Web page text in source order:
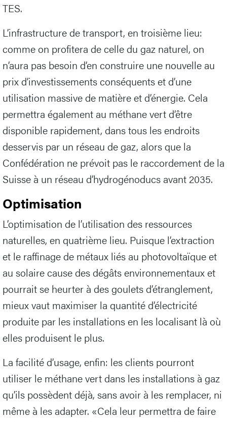
TES.
L’infrastructure de transport, en troisième lieu:
comme on profitera de celle du gaz naturel, on
n’aura pas besoin d’en construire une nouvelle au
prix d’investissements conséquents et d’une
utilisation massive de matière et d’énergie. Cela
permettra également au méthane vert d’être
disponible rapidement, dans tous les endroits
desservis par un réseau de gaz, alors que la
Confédération ne prévoit pas le raccordement de la
Suisse à un réseau d’hydrogénoducs avant 2035.
Optimisation
L’optimisation de l’utilisation des ressources
naturelles, en quatrième lieu. Puisque l’extraction
et le raffinage de métaux liés au photovoltaïque et
au solaire cause des dégâts environnementaux et
pourrait se heurter à des goulets d’étranglement,
mieux vaut maximiser la quantité d’électricité
produite par les installations en les localisant là où
elles produisent le plus.
La facilité d’usage, enfin: les clients pourront
utiliser le méthane vert dans les installations à gaz
qu’ils possèdent déjà, sans avoir à les remplacer, ni
même à les adapter. «Cela leur permettra de faire